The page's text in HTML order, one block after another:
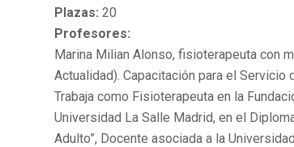
Plazas: 20
Profesores:
Marina Milian Alonso, fisioterapeuta con
Actualidad). Capacitación para el
Trabaja como Fisioterapeuta en la
Universidad La Salle Madrid, en el
Adulto”, Docente asociada a la